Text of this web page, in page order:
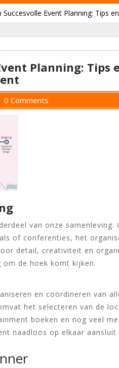
Succesvolle Event Planning: Tips
Planning: Tips
0 Comments
van onze samenleving.
of conferenties, het
detail, creativiteit en
om de hoek komt kijken.
en coördineren van
het selecteren van de
boeken en nog veel
naadloos op elkaar aansluit